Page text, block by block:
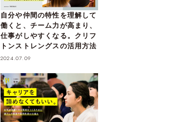
自分や仲間の特性を理解して
働くと、チーム力が高まり、
仕事がしやすくなる。クリフ
トンストレングスの活用方法
2024.07.09